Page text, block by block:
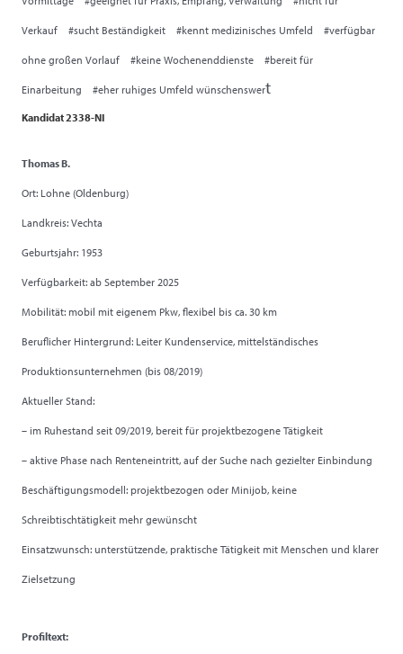
Verkauf #sucht Beständigkeit #kennt medizinisches Umfeld #verfügbar
ohne großen Vorlauf #keine Wochenenddienste #bereit für
Einarbeitung #eher ruhiges Umfeld wünschenswert
Kandidat 2338-NI
Thomas B.
Ort: Lohne (Oldenburg)
Landkreis: Vechta
Geburtsjahr: 1953
Verfügbarkeit: ab September 2025
Mobilität: mobil mit eigenem Pkw, flexibel bis ca. 30 km
Beruflicher Hintergrund: Leiter Kundenservice, mittelständisches
Produktionsunternehmen (bis 08/2019)
Aktueller Stand:
– im Ruhestand seit 09/2019, bereit für projektbezogene Tätigkeit
– aktive Phase nach Renteneintritt, auf der Suche nach gezielter Einbindung
Beschäftigungsmodell: projektbezogen oder Minijob, keine
Schreibtischtätigkeit mehr gewünscht
Einsatzwunsch: unterstützende, praktische Tätigkeit mit Menschen und klarer
Zielsetzung
Profiltext: